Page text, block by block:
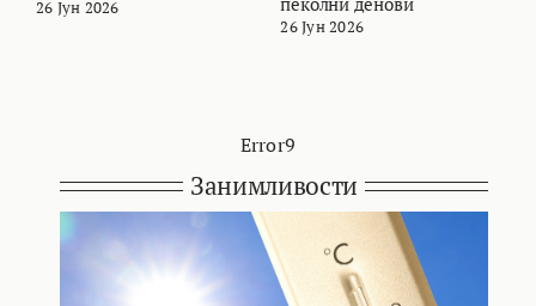
26 Јун 2026
26 Јун 2026
Error9
Занимливости